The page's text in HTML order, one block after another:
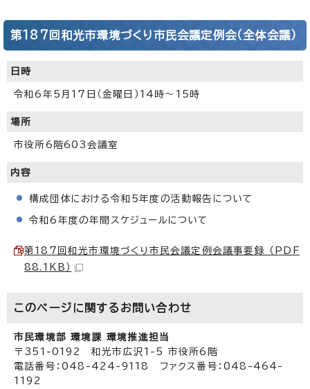
第187回和光市環境づくり市民会議定例会（全体会議）
日時
令和6年5月17日（金曜日）14時～15時
場所
市役所6階603会議室
内容
構成団体における令和5年度の活動報告について
令和6年度の年間スケジュールについて
第187回和光市環境づくり市民会議定例会議事要録 （PDF
88.1KB）
このページに関する お問い合わせ
市民環境部 環境課 環境推進担当
〒351-0192 和光市広沢1-5 市役所6階
電話番号：048-424-9118 ファクス番号：048-464-
1192